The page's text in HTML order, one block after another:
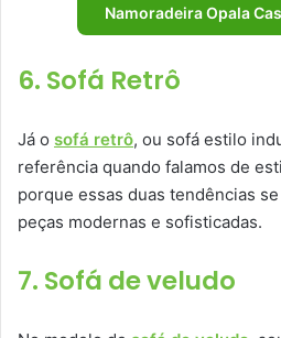
Namoradeira Opala
6. Sofá Retrô
Já o sofá retrô, ou sofá estilo
referência quando falamos de
porque essas duas tendências
peças modernas e sofisticadas.
7. Sofá de veludo